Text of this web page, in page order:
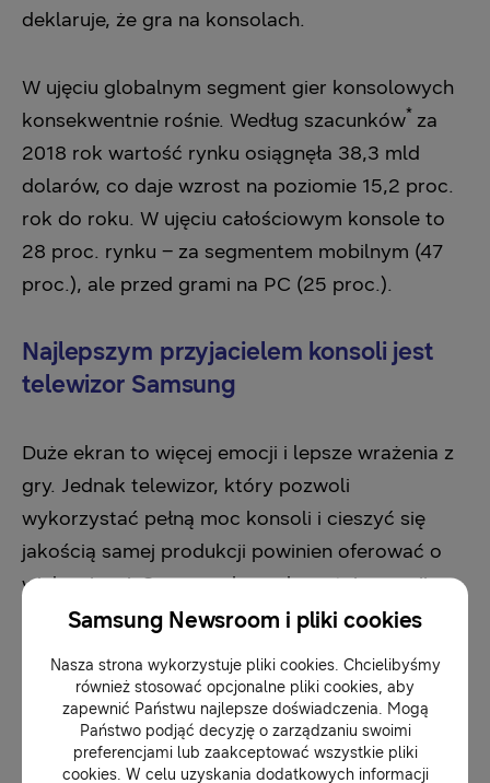
deklaruje, że gra na konsolach.
W ujęciu globalnym segment gier konsolowych
konsekwentnie rośnie. Według szacunków* za
2018 rok wartość rynku osiągnęła 38,3 mld
dolarów, co daje wzrost na poziomie 15,2 proc.
rok do roku. W ujęciu całościowym konsole to
28 proc. rynku – za segmentem mobilnym (47
proc.), ale przed grami na PC (25 proc.).
Najlepszym przyjacielem konsoli jest
telewizor Samsung
Duże ekran to więcej emocji i lepsze wrażenia z
gry. Jednak telewizor, który pozwoli
wykorzystać pełną moc konsoli i cieszyć się
jakością samej produkcji powinien oferować o
wiele więcej. Samsung konsekwentnie rozwija
ofertę również pod kątem specyficznych
Zaprezentowane już w 2018 roku serie, takie jak
QLEDczyNU8000oferują szereg rozwiązań
stworzonych z myślą o graczach. Co je
Samsung Newsroom i pliki cookies
Nasza strona wykorzystuje pliki cookies. Chcielibyśmy
również stosować opcjonalne pliki cookies, aby
zapewnić Państwu najlepsze doświadczenia. Mogą
Państwo podjąć decyzję o zarządzaniu swoimi
preferencjami lub zaakceptować wszystkie pliki
cookies. W celu uzyskania dodatkowych informacji